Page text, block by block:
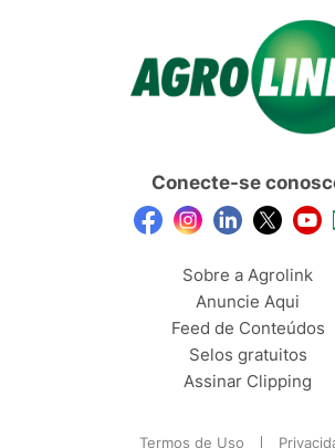
Conecte-se
Sobre a Agrolink
Anuncie Aqui
Feed de Conteúdos
Selos gratuitos
Assinar Clipping
Termos de Uso